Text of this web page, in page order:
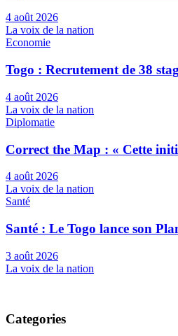
4 août 2026
La voix de la nation
Economie
Togo : Recrutement de 38
4 août 2026
La voix de la nation
Diplomatie
Correct the Map : « Cette
4 août 2026
La voix de la nation
Santé
Santé : Le Togo lance son
3 août 2026
La voix de la nation
Categories